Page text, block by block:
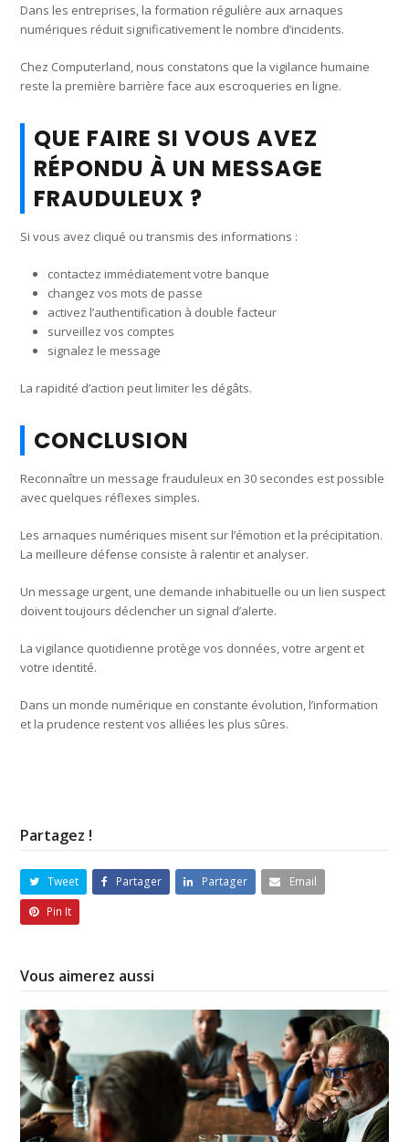
Dans les entreprises, la formation régulière aux arnaques
numériques réduit significativement le nombre d’incidents.
Chez Computerland, nous constatons que la vigilance humaine
reste la première barrière face aux escroqueries en ligne.
QUE FAIRE SI VOUS AVEZ
RÉPONDU À UN MESSAGE
FRAUDULEUX ?
Si vous avez cliqué ou transmis des informations :
contactez immédiatement votre banque
changez vos mots de passe
activez l’authentification à double facteur
surveillez vos comptes
signalez le message
La rapidité d’action peut limiter les dégâts.
CONCLUSION
Reconnaître un message frauduleux en 30 secondes est possible
avec quelques réflexes simples.
Les arnaques numériques misent sur l’émotion et la précipitation.
La meilleure défense consiste à ralentir et analyser.
Un message urgent, une demande inhabituelle ou un lien suspect
doivent toujours déclencher un signal d’alerte.
La vigilance quotidienne protège vos données, votre argent et
votre identité.
Dans un monde numérique en constante évolution, l’information
et la prudence restent vos alliées les plus sûres.
Partagez !
Tweet Partager Partager
Email
Pin It
Vous aimerez aussi